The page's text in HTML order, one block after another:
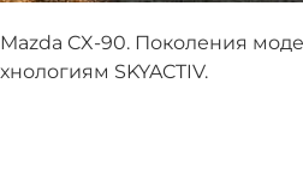
CX-90. Поколения
SKYACTIV.